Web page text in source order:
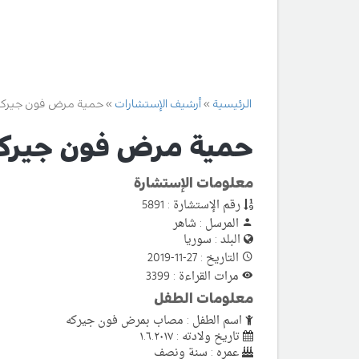
الرئيسية أرشيف الإستشارات حمية مرض فون
حمية مرض فون
معلومات الإستشارة
رقم الإستشارة : 5891
المرسل : شاهر
البلد : سوريا
التاريخ : 27-11-2019
مرات القراءة : 3399
معلومات الطفل
اسم الطفل : مصاب بمرض فون جيركه
تاريخ ولادته : ١.٦.٢٠١٧
عمره : سنة ونصف